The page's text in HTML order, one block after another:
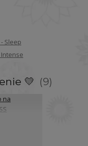
Sleep
💛 9